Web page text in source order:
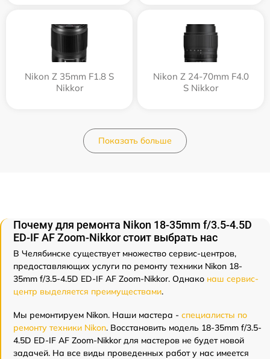
Nikon Z 35mm F1.8 S
Nikkor
Nikon Z 24-70mm F4.0
S Nikkor
Показать больше
Почему для ремонта Nikon 18-35mm f/3.5-4.5D
ED-IF AF Zoom-Nikkor стоит выбрать нас
В Челябинске существует множество сервис-центров,
предоставляющих услуги по ремонту техники Nikon 18-
35mm f/3.5-4.5D ED-IF AF Zoom-Nikkor. Однако наш сервис-
центр выделяется преимуществами.
Мы ремонтируем Nikon. Наши мастера - специалисты по
ремонту техники Nikon. Восстановить модель 18-35mm f/3.5-
4.5D ED-IF AF Zoom-Nikkor для мастеров не будет новой
задачей. На все виды проведенных работ у нас имеется